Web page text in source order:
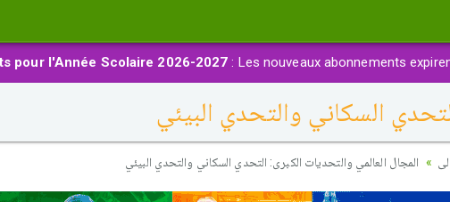
pour l'Année Scolaire 2026-2027 : Les nouveaux abonnements
السكاني والتحدي البيئي
المجال العالمي والتحديات الكبرى: التحدي السكاني والتحدي البيئي